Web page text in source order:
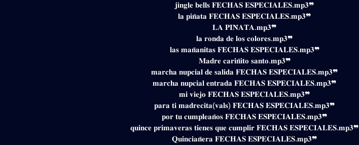
𝐣𝐢𝐧𝐠𝐥𝐞 𝐛𝐞𝐥𝐥𝐬 𝐅𝐄𝐂𝐇𝐀𝐒 𝐄𝐒𝐏𝐄𝐂𝐈𝐀𝐋𝐄𝐒.𝐦𝐩𝟑❞
𝐥𝐚 𝐩𝐢𝐧̃𝐚𝐭𝐚 𝐅𝐄𝐂𝐇𝐀𝐒 𝐄𝐒𝐏𝐄𝐂𝐈𝐀𝐋𝐄𝐒.𝐦𝐩𝟑❞
𝐋𝐀 𝐏𝐈𝐍̃𝐀𝐓𝐀.𝐦𝐩𝟑❞
𝐥𝐚 𝐫𝐨𝐧𝐝𝐚 𝐝𝐞 𝐥𝐨𝐬 𝐜𝐨𝐥𝐨𝐫𝐞𝐬.𝐦𝐩𝟑❞
𝐥𝐚𝐬 𝐦𝐚𝐧̃𝐚𝐧𝐢𝐭𝐚𝐬 𝐅𝐄𝐂𝐇𝐀𝐒 𝐄𝐒𝐏𝐄𝐂𝐈𝐀𝐋𝐄𝐒.𝐦𝐩𝟑❞
𝐌𝐚𝐝𝐫𝐞 𝐜𝐚𝐫𝐢𝐧̃𝐢𝐭𝐨 𝐬𝐚𝐧𝐭𝐨.𝐦𝐩𝟑❞
𝐦𝐚𝐫𝐜𝐡𝐚 𝐧𝐮𝐩𝐜𝐢𝐚𝐥 𝐝𝐞 𝐬𝐚𝐥𝐢𝐝𝐚 𝐅𝐄𝐂𝐇𝐀𝐒 𝐄𝐒𝐏𝐄𝐂𝐈𝐀𝐋𝐄𝐒.𝐦𝐩𝟑❞
𝐦𝐚𝐫𝐜𝐡𝐚 𝐧𝐮𝐩𝐜𝐢𝐚𝐥 𝐞𝐧𝐭𝐫𝐚𝐝𝐚 𝐅𝐄𝐂𝐇𝐀𝐒 𝐄𝐒𝐏𝐄𝐂𝐈𝐀𝐋𝐄𝐒.𝐦𝐩𝟑❞
𝐦𝐢 𝐯𝐢𝐞𝐣𝐨 𝐅𝐄𝐂𝐇𝐀𝐒 𝐄𝐒𝐏𝐄𝐂𝐈𝐀𝐋𝐄𝐒.𝐦𝐩𝟑❞
𝐩𝐚𝐫𝐚 𝐭𝐢 𝐦𝐚𝐝𝐫𝐞𝐜𝐢𝐭𝐚(𝐯𝐚𝐥𝐬) 𝐅𝐄𝐂𝐇𝐀𝐒 𝐄𝐒𝐏𝐄𝐂𝐈𝐀𝐋𝐄𝐒.𝐦𝐩𝟑❞
𝐩𝐨𝐫 𝐭𝐮 𝐜𝐮𝐦𝐩𝐥𝐞𝐚𝐧̃𝐨𝐬 𝐅𝐄𝐂𝐇𝐀𝐒 𝐄𝐒𝐏𝐄𝐂𝐈𝐀𝐋𝐄𝐒.𝐦𝐩𝟑❞
𝐪𝐮𝐢𝐧𝐜𝐞 𝐩𝐫𝐢𝐦𝐚𝐯𝐞𝐫𝐚𝐬 𝐭𝐢𝐞𝐧𝐞𝐬 𝐪𝐮𝐞 𝐜𝐮𝐦𝐩𝐥𝐢𝐫 𝐅𝐄𝐂𝐇𝐀𝐒 𝐄𝐒𝐏𝐄𝐂𝐈𝐀𝐋𝐄𝐒.𝐦𝐩𝟑❞
𝐐𝐮𝐢𝐧𝐜𝐢𝐚𝐧̃𝐞𝐫𝐚 𝐅𝐄𝐂𝐇𝐀𝐒 𝐄𝐒𝐏𝐄𝐂𝐈𝐀𝐋𝐄𝐒.𝐦𝐩𝟑❞